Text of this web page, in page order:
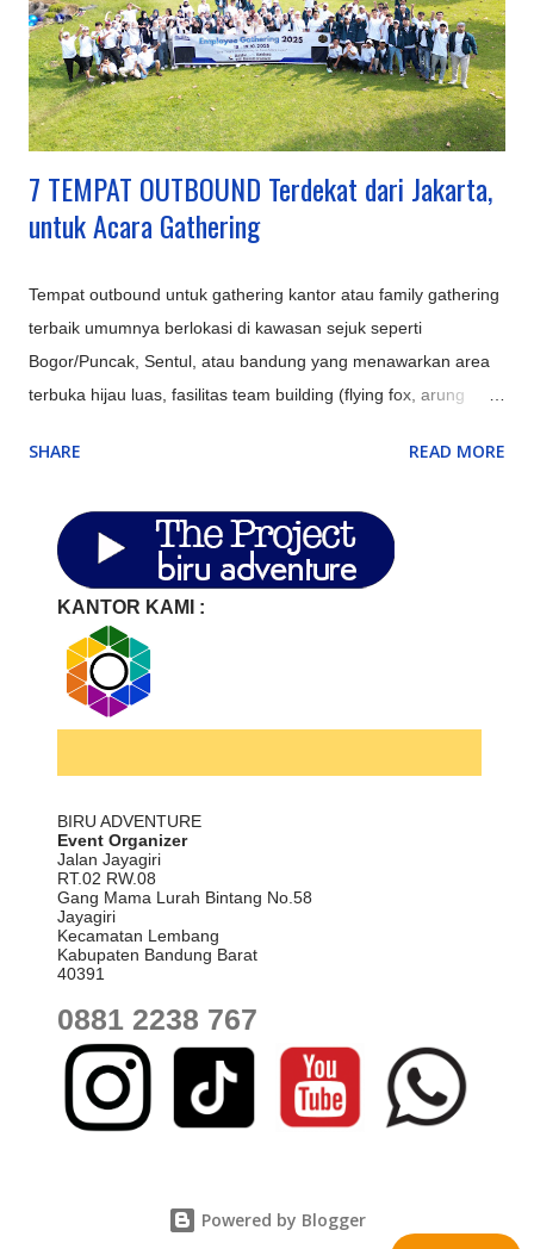
dan jembatan kaca berbentuk U, ditambah fasilitas glamping
mewah. Hutan Mycelia Cikole : Konsep unik bertema jamur
dengan instalasi lampu artistik, cocok untuk suasana m...
7 TEMPAT OUTBOUND Terdekat dari Jakarta,
untuk Acara Gathering
Tempat outbound untuk gathering kantor atau family gathering
terbaik umumnya berlokasi di kawasan sejuk seperti
Bogor/Puncak, Sentul, atau bandung yang menawarkan area
terbuka hijau luas, fasilitas team building (flying fox, arung
penginapan resort atau villa untuk memaksimalkan
alternatif di sekitar Jakarta (Bodetabek) untuk efisiensi biaya,
meningkatkan produktivitas, dan memberikan suasana baru
(refreshing) bagi karyawan. Tempat ini ideal untuk meeting
strategis, corporate gathering, atau outbound guna
mempererat kerja tim. Berikut adalah beberapa rekomendasi
tempat di sekitar Jakarta: Bogor & Puncak (Kabupaten Bogor):
Cocok untuk outbound dan gathering bertema alam. Udara
banyak fasilitas hotel dan resort dengan ruang rapat modern,
cocok untuk r...
SHARE READ MORE
KANTOR KAMI :
BIRU ADVENTURE
Event Organizer
Jalan Jayagiri
RT.02 RW.08
Gang Mama Lurah Bintang No.58
Jayagiri
Kecamatan Lembang
Kabupaten Bandung Barat
40391
0881 2238 767
Powered by Blogger